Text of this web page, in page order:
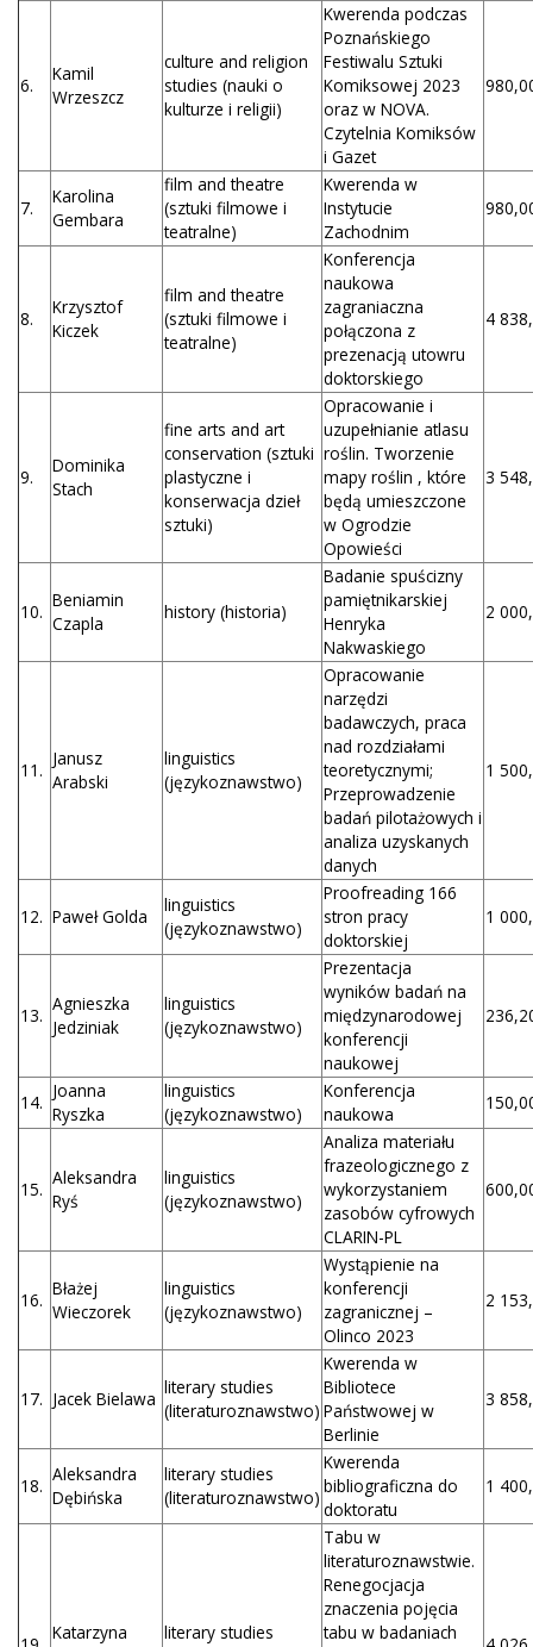
6.
Kamil
Wrzeszcz
culture and religion
studies (nauki o
kulturze i religii)
Kwerenda podczas
Poznańskiego
Festiwalu Sztuki
Komiksowej 2023
oraz w NOVA.
Czytelnia Komiksów
i Gazet
7.
Karolina
Gembara
film and theatre
(sztuki filmowe i
teatralne)
Kwerenda w
Instytucie
Zachodnim
8.
Krzysztof
Kiczek
film and theatre
(sztuki filmowe i
teatralne)
Konferencja
naukowa
zagraniaczna
połączona z
prezenacją utowru
doktorskiego
4
9.
Dominika
Stach
fine arts and art
conservation (sztuki
plastyczne i
konserwacja dzieł
sztuki)
Opracowanie i
uzupełnianie atlasu
roślin. Tworzenie
mapy roślin , które
będą umieszczone
w Ogrodzie
Opowieści
3
10.
Beniamin
Czapla
history (historia)
Badanie spuścizny
pamiętnikarskiej
Henryka
Nakwaskiego
2
11.
Janusz
Arabski
linguistics
(językoznawstwo)
Opracowanie
narzędzi
badawczych, praca
nad rozdziałami
teoretycznymi;
Przeprowadzenie
badań pilotażowych i
analiza uzyskanych
danych
1
12. Paweł Golda
linguistics
(językoznawstwo)
Proofreading 166
stron pracy
doktorskiej
1
13.
Agnieszka
Jedziniak
linguistics
(językoznawstwo)
Prezentacja
wyników badań na
międzynarodowej
konferencji
naukowej
14.
Joanna
Ryszka
linguistics
(językoznawstwo)
Konferencja
naukowa
15.
Aleksandra
Ryś
linguistics
(językoznawstwo)
Analiza materiału
frazeologicznego z
wykorzystaniem
zasobów cyfrowych
CLARIN-PL
16.
Błażej
Wieczorek
linguistics
(językoznawstwo)
Wystąpienie na
konferencji
zagranicznej –
Olinco 2023
2
17. Jacek Bielawa
literary studies
(literaturoznawstwo)
Kwerenda w
Bibliotece
Państwowej w
Berlinie
3
18.
Aleksandra
Dębińska
literary studies
(literaturoznawstwo)
Kwerenda
bibliograficzna do
doktoratu
1
Katarzyna
literary studies
Tabu w
literaturoznawstwie.
Renegocjacja
znaczenia pojęcia
tabu w badaniach